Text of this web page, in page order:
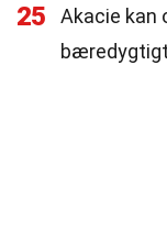
25
Akacie kan